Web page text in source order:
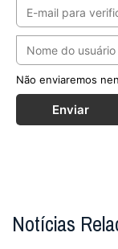
Não enviaremos
Enviar
Notícias